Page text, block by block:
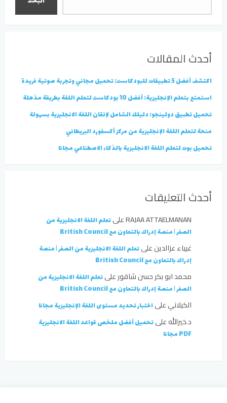
أحدث المقالات
اكتشف أفضل 5 تطبيقات للبودكاست: تحميل مجاني وتجربة صوتية فريدة
استمتع بتعلم الإنجليزية: أفضل 10 بودكاست لتعلم اللغة بطريقة مذهلة
تحميل تطبيق دولينجو: دليلك الشامل لإتقان اللغة الانجليزية بسهولة
منحة لتعلم اللغة الإنجليزية من مركز أكسفورد البريطاني
تحميل بوت لتعلم اللغة الانجليزية بالذكاء الاصطناعي مجانا
أحدث التعليقات
RAJAA ATTAELMANANعلىتعلم اللغة الانجليزية من
الصفر | منصة إدراك بالتعاون مع British Council
غيياء عزالدينعلىتعلم اللغة الانجليزية من الصفر | منصة
إدراك بالتعاون مع British Council
محمد ابو بكر حسن شاقورعلىتعلم اللغة الانجليزية من
الصفر | منصة إدراك بالتعاون مع British Council
الكيلانيعلىاختبار تحديد مستوى اللغة الإنجليزية مجانا
د.خيراللهعلىتحميل أفضل ملخص قواعد اللغة الانجليزية
PDF مجانا